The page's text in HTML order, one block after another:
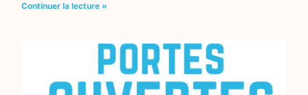
Continuer la lecture »